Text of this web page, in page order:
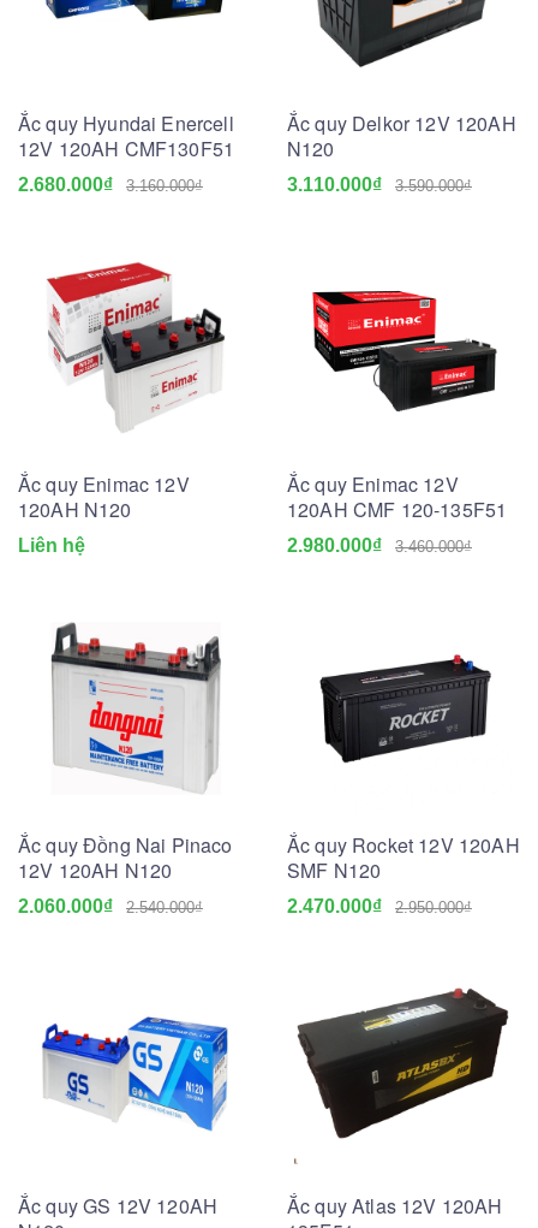
Ắc quy Hyundai Enercell
12V 120AH CMF130F51
2.680.000₫ 3.160.000₫
Ắc quy Delkor 12V 120AH
N120
3.110.000₫ 3.590.000₫
Ắc quy Enimac 12V
120AH N120
Liên hệ
Ắc quy Enimac 12V
120AH CMF 120-135F51
2.980.000₫ 3.460.000₫
Ắc quy Đồng Nai Pinaco
12V 120AH N120
2.060.000₫ 2.540.000₫
Ắc quy Rocket 12V 120AH
SMF N120
2.470.000₫ 2.950.000₫
Ắc quy GS 12V 120AH
Ắc quy Atlas 12V 120AH